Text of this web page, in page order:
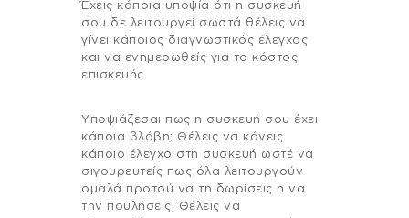
Έχεις κάποια υποψία ότι η συσκευή
σου δε λειτουργεί σωστά θέλεις να
γίνει κάποιος διαγνωστικός έλεγχος
και να ενημερωθείς για το κόστος
επισκευής
Υποψιάζεσαι πως η συσκευή σου έχει
κάποια βλάβη; Θέλεις να κάνεις
κάποιο έλεγχο στη συσκευή ωστέ να
σιγουρευτείς πως όλα λειτουργούν
ομαλά προτού να τη δωρίσεις η να
την πουλήσεις; Θέλεις να